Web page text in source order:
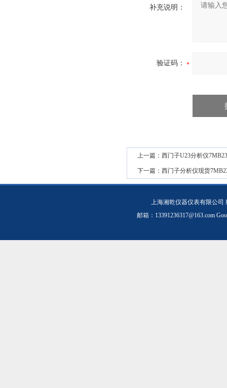
补充说明：
验证码：
上一篇： 西门子U23分析仪
下一篇： 西门子分析仪现货
上海湘乾仪器仪表有限公司
邮箱： 13391236317@163.com